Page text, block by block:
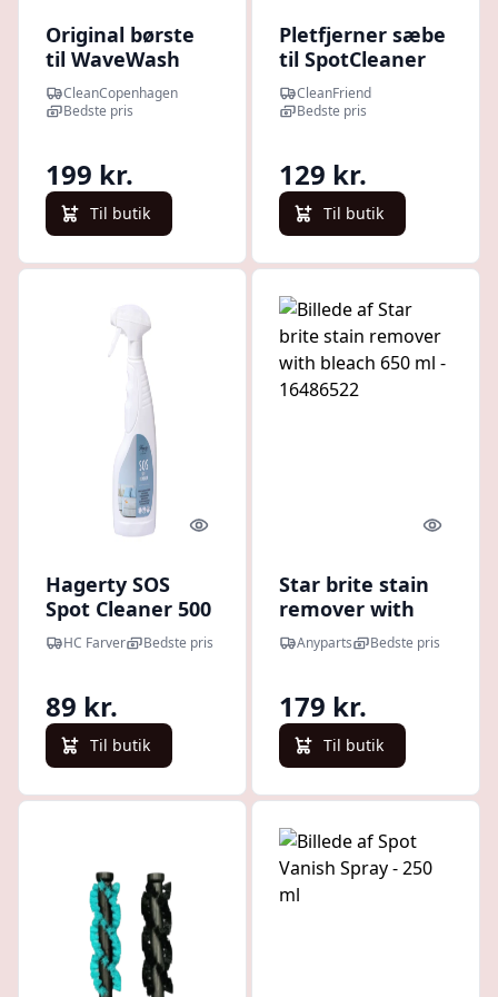
Original børste
til WaveWash
pletfjerner. - Sort
CleanCopenhagen
Bedste pris
199 kr.
Til butik
Pletfjerner sæbe
til SpotCleaner
CleanFriend
Bedste pris
129 kr.
Til butik
Quick look
Hagerty SOS
Spot Cleaner 500
mlHC Farver Bedste pris
89 kr.
Til butik
Quick
Star brite stain
remover with
bleach 650 ml -
16486522
Anyparts Bedste pris
179 kr.
Til butik